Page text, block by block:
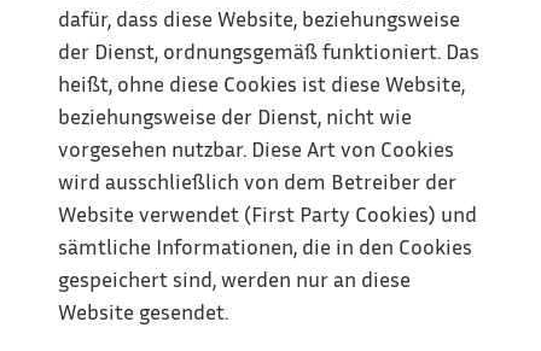
dafür, dass diese Website, beziehungsweise
der Dienst, ordnungsgemäß funktioniert. Das
heißt, ohne diese Cookies ist diese Website,
beziehungsweise der Dienst, nicht wie
vorgesehen nutzbar. Diese Art von Cookies
wird ausschließlich von dem Betreiber der
Website verwendet (First Party Cookies) und
sämtliche Informationen, die in den Cookies
gespeichert sind, werden nur an diese
Website gesendet.